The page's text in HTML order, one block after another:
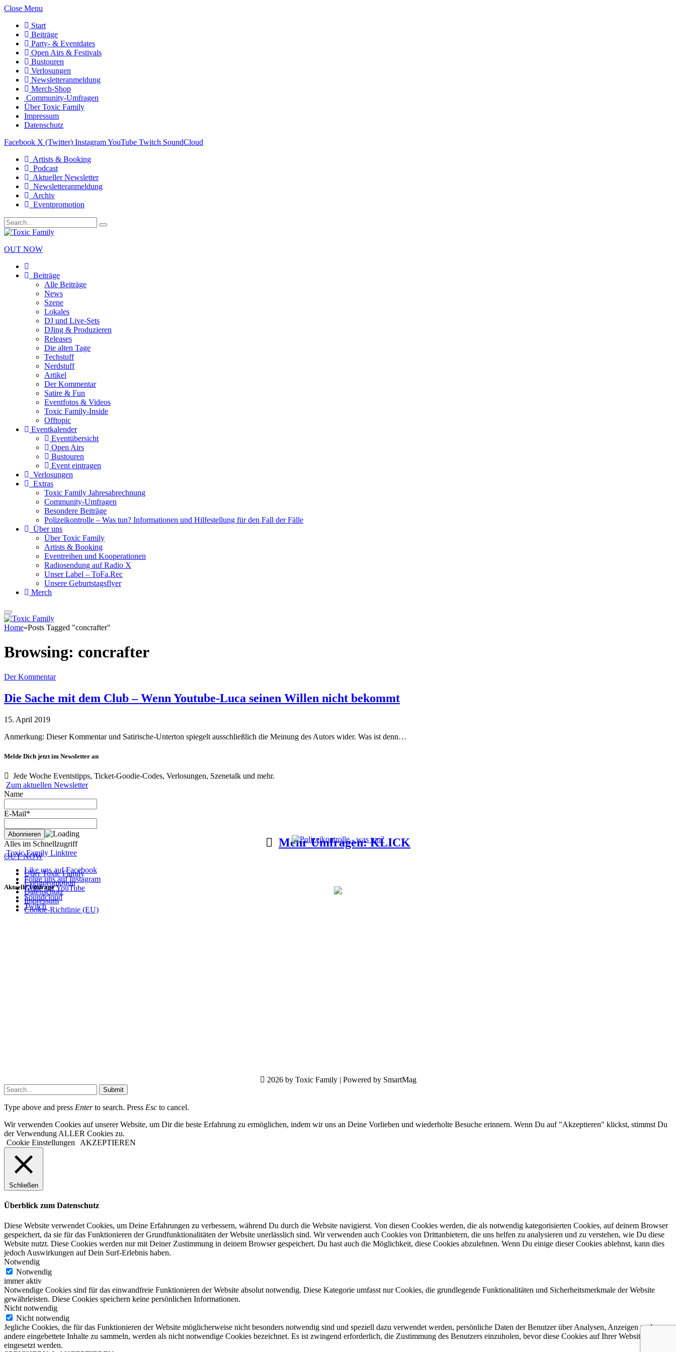
Close Menu
Start
Beiträge
Party- & Eventdates
Open Airs & Festivals
Bustouren
Verlosungen
Newsletteranmeldung
Merch-Shop
Community-Umfragen
Über Toxic Family
Impressum
Datenschutz
Facebook X (Twitter) InstagramYouTube Twitch SoundCloud
Artists & Booking
Podcast
Aktueller Newsletter
Newsletteranmeldung
Archiv
Eventpromotion
OUT NOW
Beiträge
Alle Beiträge
News
Szene
Lokales
DJ und Live-Sets
DJing & Produzieren
Releases
Die alten Tage
Techstuff
Nerdstuff
Artikel
Der Kommentar
Satire & Fun
Eventfotos & Videos
Toxic Family-Inside
Offtopic
Eventkalender
Eventübersicht
Open Airs
Bustouren
Event eintragen
Verlosungen
Extras
Toxic Family Jahresabrechnung
Community-Umfragen
Besondere Beiträge
Polizeikontrolle – Was tun? Informationen und Hilfestellung für den Fall der Fälle
Über uns
Über Toxic Family
Artists & Booking
Eventreihen und Kooperationen
Radiosendung auf Radio X
Unser Label – ToFa.Rec
Unsere Geburtstagsflyer
Merch
Home»Posts Tagged "concrafter"
Browsing: concrafter
Der Kommentar
Die Sache mit dem Club – Wenn Youtube-Luca seinen Willen nicht bekommt
15. April 2019
Anmerkung: Dieser Kommentar und Satirische-Unterton spiegelt ausschließlich die Meinung des Autors wider. Was ist denn…
Melde Dich jetzt im Newsletter an
Jede Woche Eventstipps, Ticket-Goodie-Codes, Verlosungen, Szenetalk und mehr.
Zum aktuellen Newsletter
Name
E-Mail*
Alles im Schnellzugriff
Toxic Family Linktree
Like uns auf Facebook
Folge uns auf Instagram
Grille auf YouTube
Soundcloud
Twitch
Aktuelle Umfrage
Mehr Umfragen: KLICK
OUT NOW
Über Toxic Family
Eventpromotion
Datenschutz
Impressum
Cookie-Richtlinie (EU)
2026 by Toxic Family | Powered by SmartMag
Submit
Type above and press Enterto search. Press Esc to cancel.
Wir verwenden Cookies auf unserer Website, um Dir die beste Erfahrung zu ermöglichen, indem wir uns an Deine Vorlieben und wiederholte Besuche erinnern. Wenn Du auf "Akzeptieren" klickst, stimmst Du
der Verwendung ALLER Cookies zu.
Cookie Einstellungen
AKZEPTIEREN
Schließen
Überblick zum Datenschutz
Diese Website verwendet Cookies, um Deine Erfahrungen zu verbessern, während Du durch die Website navigierst. Von diesen Cookies werden, die als notwendig kategorisierten Cookies, auf deinem Browser
gespeichert, da sie für das Funktionieren der Grundfunktionalitäten der Website unerlässlich sind. Wir verwenden auch Cookies von Drittanbietern, die uns helfen zu analysieren und zu verstehen, wie Du diese
Website nutzt. Diese Cookies werden nur mit Deiner Zustimmung in deinem Browser gespeichert. Du hast auch die Möglichkeit, diese Cookies abzulehnen. Wenn Du einige dieser Cookies ablehnst, kann dies
jedoch Auswirkungen auf Dein Surf-Erlebnis haben.
Notwendig
Notwendig
immer aktiv
Notwendige Cookies sind für das einwandfreie Funktionieren der Website absolut notwendig. Diese Kategorie umfasst nur Cookies, die grundlegende Funktionalitäten und Sicherheitsmerkmale der Website
gewährleisten. Diese Cookies speichern keine persönlichen Informationen.
Nicht notwendig
Nicht notwendig
Jegliche Cookies, die für das Funktionieren der Website möglicherweise nicht besonders notwendig sind und speziell dazu verwendet werden, persönliche Daten der Benutzer über Analysen, Anzeigen und
andere eingebettete Inhalte zu sammeln, werden als nicht notwendige Cookies bezeichnet. Es ist zwingend erforderlich, die Zustimmung des Benutzers einzuholen, bevor diese Cookies auf Ihrer Website
eingesetzt werden.